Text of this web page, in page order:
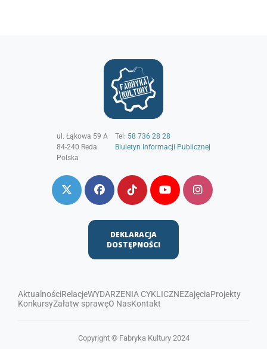
ul. Łąkowa 59 A
84-240 Reda
Polska
Tel: 58 736 28 28
Biuletyn Informacji Publicznej
DEKLARACJA
DOSTĘPNOŚCI
AktualnościRelacjeWYDARZENIA CYKLICZNEZajęciaProjekty
KonkursyZałatw sprawęO NasKontakt
Copyright © Fabryka Kultury 2024